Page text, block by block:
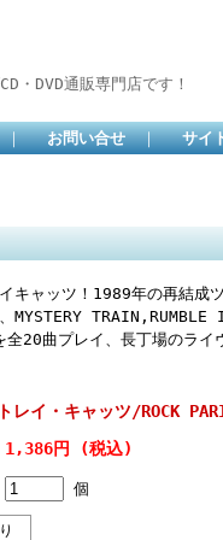
・DVD通販専門店です！
お問い合せ ｜ サイ
キャッツ！1989年の再結成
MYSTERY TRAIN,RUMBLE
全20曲プレイ、長丁場のライ
イ・キャッツ/ROCK
1,386円 (税込)
個